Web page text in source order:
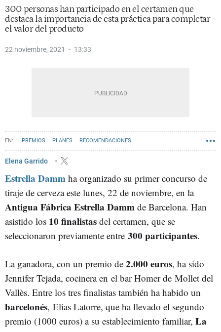
300 personas han participado en el certamen que
destaca la importancia de esta práctica para completar
el valor del producto
22 noviembre, 2021 13:33
PREMIOS PLANES RECOMENDACIONES
Elena Garrido
Estrella Damm ha organizado su primer concurso de
tiraje de cerveza este lunes, 22 de noviembre, en la
Antigua Fábrica Estrella Damm de Barcelona. Han
asistido los 10 finalistas del certamen, que se
seleccionaron previamente entre 300 participantes.
La ganadora, con un premio de 2.000 euros, ha sido
Jennifer Tejada, cocinera en el bar Homer de Mollet del
Vallès. Entre los tres finalistas también ha habido un
barcelonés, Elias Latorre, que ha llevado el segundo
premio (1000 euros) a su establecimiento familiar, La